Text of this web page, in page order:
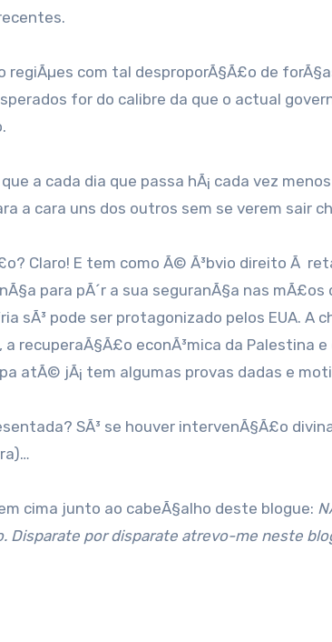
regiÃµes com tal desproporÃ§Ã£o de
for do calibre da que o actual
a cada dia que passa hÃ¡ cada vez
a cara uns dos outros sem se verem sair
Claro! E tem como Ã© Ã³bvio direito Ã
para pÃ´r a sua seguranÃ§a nas
sÃ³ pode ser protagonizado pelos EUA. A
recuperaÃ§Ã£o econÃ³mica da Palestina
atÃ© jÃ¡ tem algumas provas dadas e
SÃ³ se houver intervenÃ§Ã£o
cima junto ao cabeÃ§alho deste blogue:
Disparate por disparate atrevo-me neste